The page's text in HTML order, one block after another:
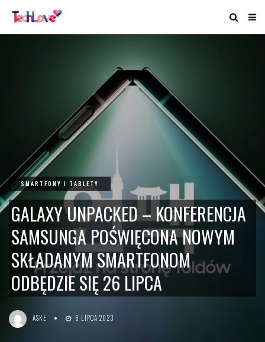
SMARTFONY I TABLETY
GALAXY UNPACKED – KONFERENCJA
SAMSUNGA POŚWIĘCONA NOWYM
SKŁADANYM SMARTFONOM
ODBĘDZIE SIĘ 26 LIPCA
ASKE 6 LIPCA 2023